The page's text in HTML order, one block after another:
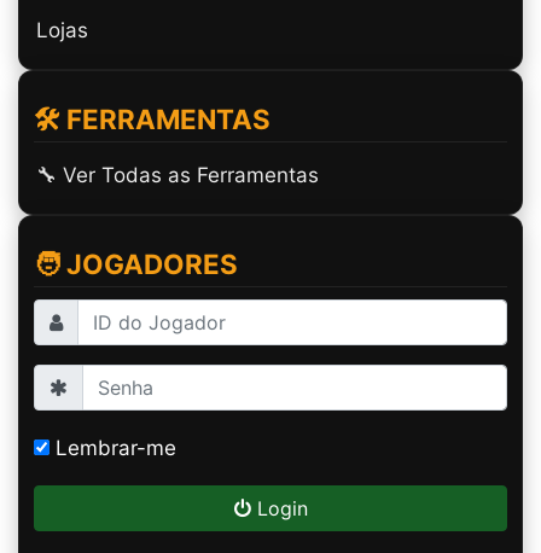
Lojas
🛠️ FERRAMENTAS
🔧 Ver Todas as Ferramentas
🧑 JOGADORES
Lembrar-me
Login